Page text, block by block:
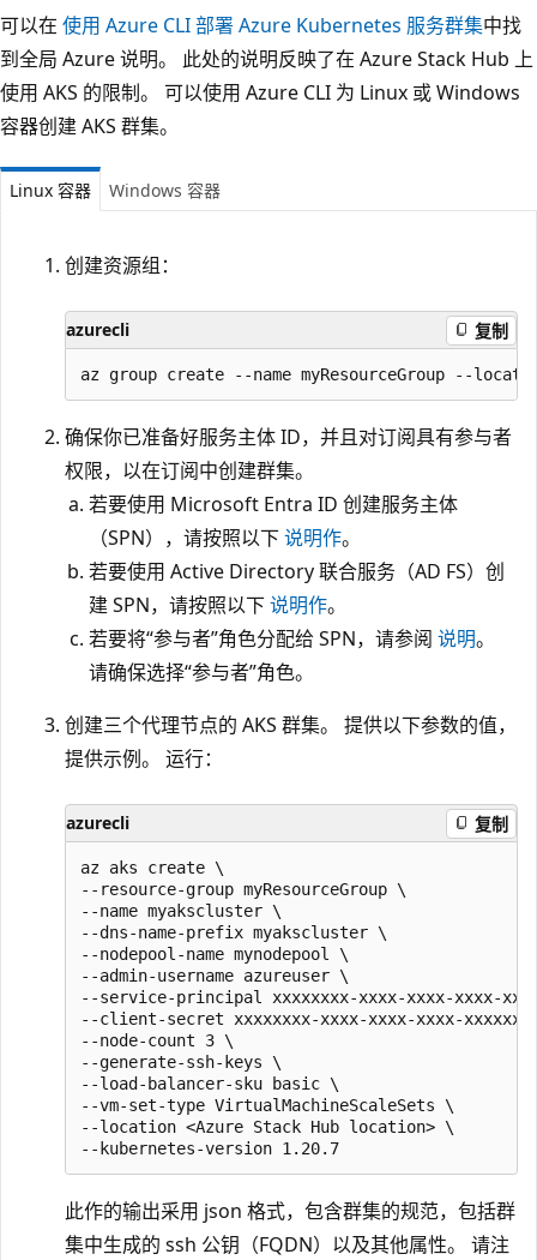
可以在 使用 Azure CLI 部署 Azure Kubernetes 服务群集中找
到全局 Azure 说明。 此处的说明反映了在 Azure Stack Hub 上
使用 AKS 的限制。 可以使用 Azure CLI 为 Linux 或 Windows
容器创建 AKS 群集。
Linux 容器 Windows 容器
创建资源组：
azurecli 复制
确保你已准备好服务主体 ID，并且对订阅具有参与者
权限，以在订阅中创建群集。
若要使用 Microsoft Entra ID 创建服务主体
（SPN），请按照以下说明作。
若要使用 Active Directory 联合服务（AD FS）创
建 SPN，请按照以下说明作。
若要将“参与者”角色分配给 SPN，请参阅 说明。
请确保选择“参与者”角色。
创建三个代理节点的 AKS 群集。 提供以下参数的值，
提供示例。 运行：
azurecli 复制
az aks create \
--resource-group myResourceGroup \
--name myakscluster \
--dns-name-prefix myakscluster \
--nodepool-name mynodepool \
--admin-username azureuser \
--service-principal xxxxxxxx-xxxx-xxxx-xxxx-
--client-secret xxxxxxxx-xxxx-xxxx-xxxx-
--node-count 3 \
--generate-ssh-keys \
--load-balancer-sku basic \
--vm-set-type VirtualMachineScaleSets \
--location <Azure Stack Hub location> \
此作的输出采用 json 格式，包含群集的规范，包括群
集中生成的 ssh 公钥（FQDN）以及其他属性。 请注